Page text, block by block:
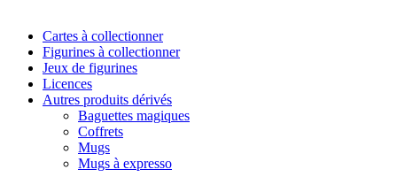
Cartes à collectionner
Figurines à collectionner
Jeux de figurines
Licences
Autres produits dérivés
Baguettes magiques
Coffrets
Mugs
Mugs à expresso